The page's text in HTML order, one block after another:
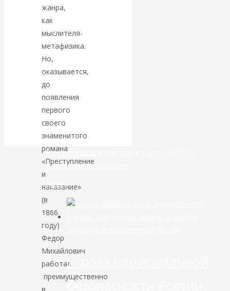
«Паутина-2»
провалилась, но
маршруты в
небе никуда не
делись
жанра,
как
мыслителя-
метафизика.
Но,
оказывается,
до
появления
первого
своего
знаменитого
романа
«Преступление
и
наказание»
(в
1866
году)
Федор
Михайлович
работал
преимущественно
Место продажи книг председателя РЭОШ
Валентина Катасонова
Видео
Угроза национальной
безопасности России.